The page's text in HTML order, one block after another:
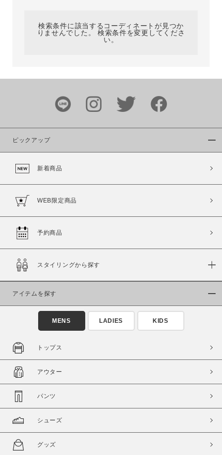
カラー
価格
～
商品タイプ
通常商品 予約商品
在庫
在庫あり 在庫なし含む
検索条件に該当するコーディネートが見つか
りませんでした。 検索条件を変更してくださ
い。
ピックアップ
新着商品
WEB限定商品
予約商品
スタイリングから探す
アイテムを探す
MENS LADIES KIDS
トップス
アウター
パンツ
シューズ
グッズ